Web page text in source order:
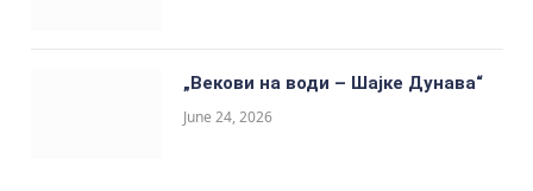
„Векови на води – Шајке Дунава“
June 24, 2026